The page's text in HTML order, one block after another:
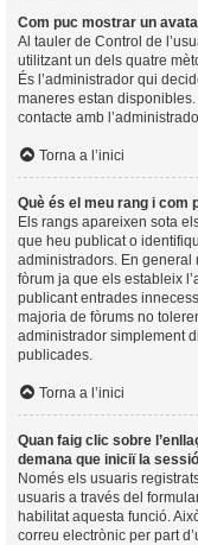
Com puc mostrar un
Al tauler de Control de
utilitzant un dels quatre
És l’administrador qui
maneres estan
contacte amb
Torna a l’inici
Què és el meu rang i com
Els rangs apareixen sota
que heu publicat o
administradors. En
fòrum ja que els estableix
publicant entrades
majoria de fòrums no
administrador simplement
publicades.
Torna a l’inici
Quan faig clic sobre
demana que iniciï la
Només els usuaris
usuaris a través del
habilitat aquesta funció.
correu electrònic per part